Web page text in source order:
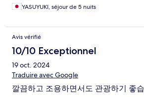
YASUYUKI, séjour de 5 nuits
Avis vérifié
10/10 Exceptionnel
19 oct. 2024
Traduire avec Google
깔끔하고 조용하면서도 관광하기 좋